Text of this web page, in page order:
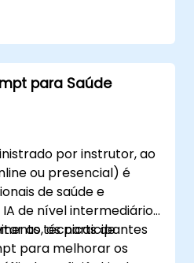
por instrutores
desde o início,
por técnicas de
exemplos (few-shot)
e prática, com
Claude, DALL-E, Stable
Leonardo AI e
sem exigir qualquer
Os
aula capazes de gerar
hiper-realistas e
para Saúde
por instrutor, ao
ou presencial) é
de saúde e
de nível intermediário
as técnicas de
para melhorar os
os participantes